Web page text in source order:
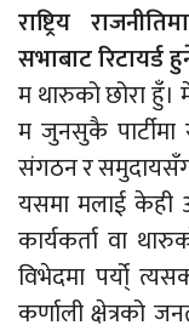
राष्ट्रिय
सभाबाट रिटायर्ड
म थारुको छोरा
म जुनसुकै पार्टीमा
संगठन र
यसमा मलाई केही
कार्यकर्ता वा
विभेदमा पर्यो्
कर्णाली क्षेत्रको